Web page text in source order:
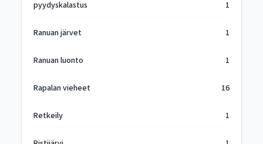
pyydyskalastus 1
Ranuan järvet 1
Ranuan luonto 1
Rapalan vieheet 16
Retkeily 1